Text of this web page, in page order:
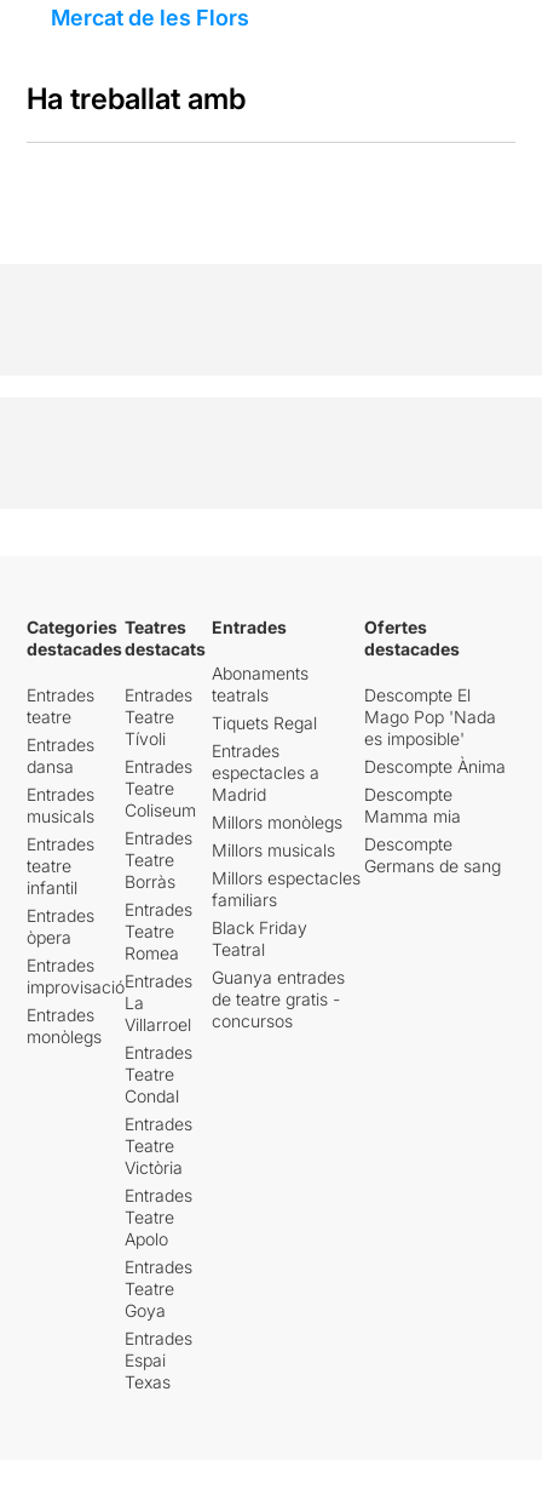
Mercat de les Flors
Ha treballat amb
Categories
destacades
Entrades
teatre
Entrades
dansa
Entrades
musicals
Entrades
teatre
infantil
Entrades
òpera
Entrades
improvisació
Entrades
monòlegs
Teatres
destacats
Entrades
Teatre
Tívoli
Entrades
Teatre
Coliseum
Entrades
Teatre
Borràs
Entrades
Teatre
Romea
Entrades
La
Villarroel
Entrades
Teatre
Condal
Entrades
Teatre
Victòria
Entrades
Teatre
Apolo
Entrades
Teatre
Goya
Entrades
Espai
Texas
Entrades
Abonaments
teatrals
Tiquets Regal
Entrades
espectacles a
Madrid
Millors monòlegs
Millors musicals
Millors espectacles
familiars
Black Friday
Teatral
Guanya entrades
de teatre gratis -
concursos
Ofertes
destacades
Descompte El
Mago Pop 'Nada
es imposible'
Descompte Ànima
Descompte
Mamma mia
Descompte
Germans de sang